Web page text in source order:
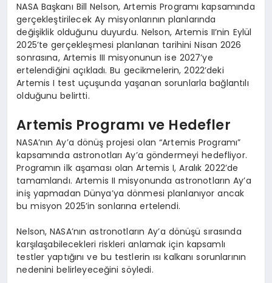
NASA Başkanı Bill Nelson, Artemis Programı kapsamında
gerçekleştirilecek Ay misyonlarının planlarında
değişiklik olduğunu duyurdu. Nelson, Artemis II’nin Eylül
2025’te gerçekleşmesi planlanan tarihini Nisan 2026
sonrasına, Artemis III misyonunun ise 2027’ye
ertelendiğini açıkladı. Bu gecikmelerin, 2022’deki
Artemis I test uçuşunda yaşanan sorunlarla bağlantılı
olduğunu belirtti.
Artemis Programı ve Hedefler
NASA’nın Ay’a dönüş projesi olan “Artemis Programı”
kapsamında astronotları Ay’a göndermeyi hedefliyor.
Programın ilk aşaması olan Artemis I, Aralık 2022’de
tamamlandı. Artemis II misyonunda astronotların Ay’a
iniş yapmadan Dünya’ya dönmesi planlanıyor ancak
bu misyon 2025’in sonlarına ertelendi.
Nelson, NASA’nın astronotların Ay’a dönüşü sırasında
karşılaşabilecekleri riskleri anlamak için kapsamlı
testler yaptığını ve bu testlerin ısı kalkanı sorunlarının
nedenini belirleyeceğini söyledi.